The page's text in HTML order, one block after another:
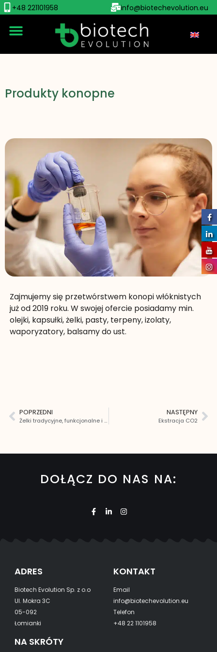
+48 221101958 info@biotechevolution.eu
Produkty konopne
Zajmujemy się przetwórstwem konopi włóknistych
już od 2019 roku. W swojej ofercie posiadamy min.
olejki, kapsułki, żelki, pasty, terpeny, izolaty,
waporyzatory, balsamy do ust.
POPRZEDNI
Żelki tradycyjne, funkcjonalne i wegańskie
NASTĘPNY
Ekstracja CO2
DOŁĄCZ DO NAS NA:
ADRES
Biotech Evolution Sp. z o.o
Ul. Mokra 3C
05-092
Łomianki
KONTAKT
Email
info@biotechevolution.eu
Telefon
+48 22 1101958
NA SKRÓTY